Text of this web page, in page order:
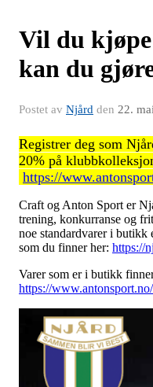
Vil du
kan du
Postet av Njård den 22.
Registrer deg som
20% på
https://
Craft og Anton Sport er
trening, konkurranse og
noe standardvarer i butikk
som du finner her: https://
Varer som er i butikk
https://